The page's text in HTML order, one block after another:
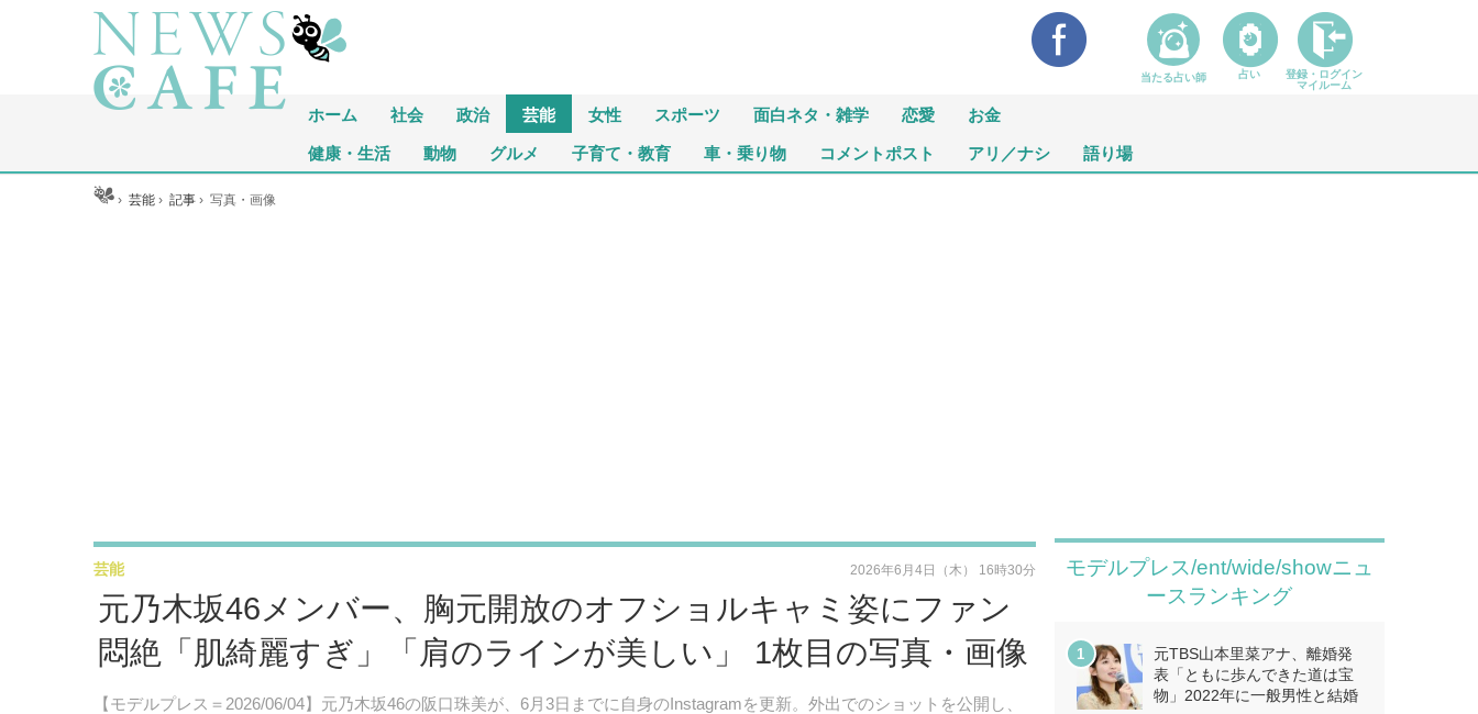
ホーム 社会 政治 芸能 女性 スポーツ 面白ネタ・雑学 恋愛 お金
健康・生活 動物 グルメ 子育て・教育 車・乗り物 コメントポスト アリ／ナシ 語り場
ホーム ›芸能 ›記事 ›写真・画像
元乃木坂46メンバー、胸元開放のオフショルキャミ姿にファン
悶絶「肌綺麗すぎ」「肩のラインが美しい」 1枚目の写真・画像
【モデルプレス＝2026/06/04】元乃木坂46の阪口珠美が、6月3日までに自身のInstagramを更新。外出でのショットを公開し、
芸能 2026年6月4日（木） 16時30分
モデルプレス/ent/wide/showニュ
ースランキング
元TBS山本里菜アナ、離婚発
表「ともに歩んできた道は宝
物」2022年に一般男性と結婚
当たる占い師 占い
登録・ログイン
マイルーム